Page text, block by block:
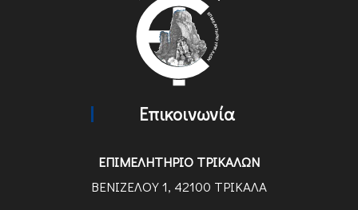
Επικοινωνία
ΕΠΙΜΕΛΗΤΗΡΙΟ ΤΡΙΚΑΛΩΝ
ΒΕΝΙΖΕΛΟΥ 1, 42100 ΤΡΙΚΑΛΑ